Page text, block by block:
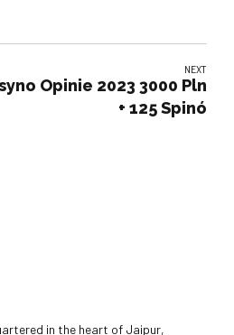
NEXT
Opinie 2023 3000 Pln
+ 125 Spinó
in the heart of Jaipur,